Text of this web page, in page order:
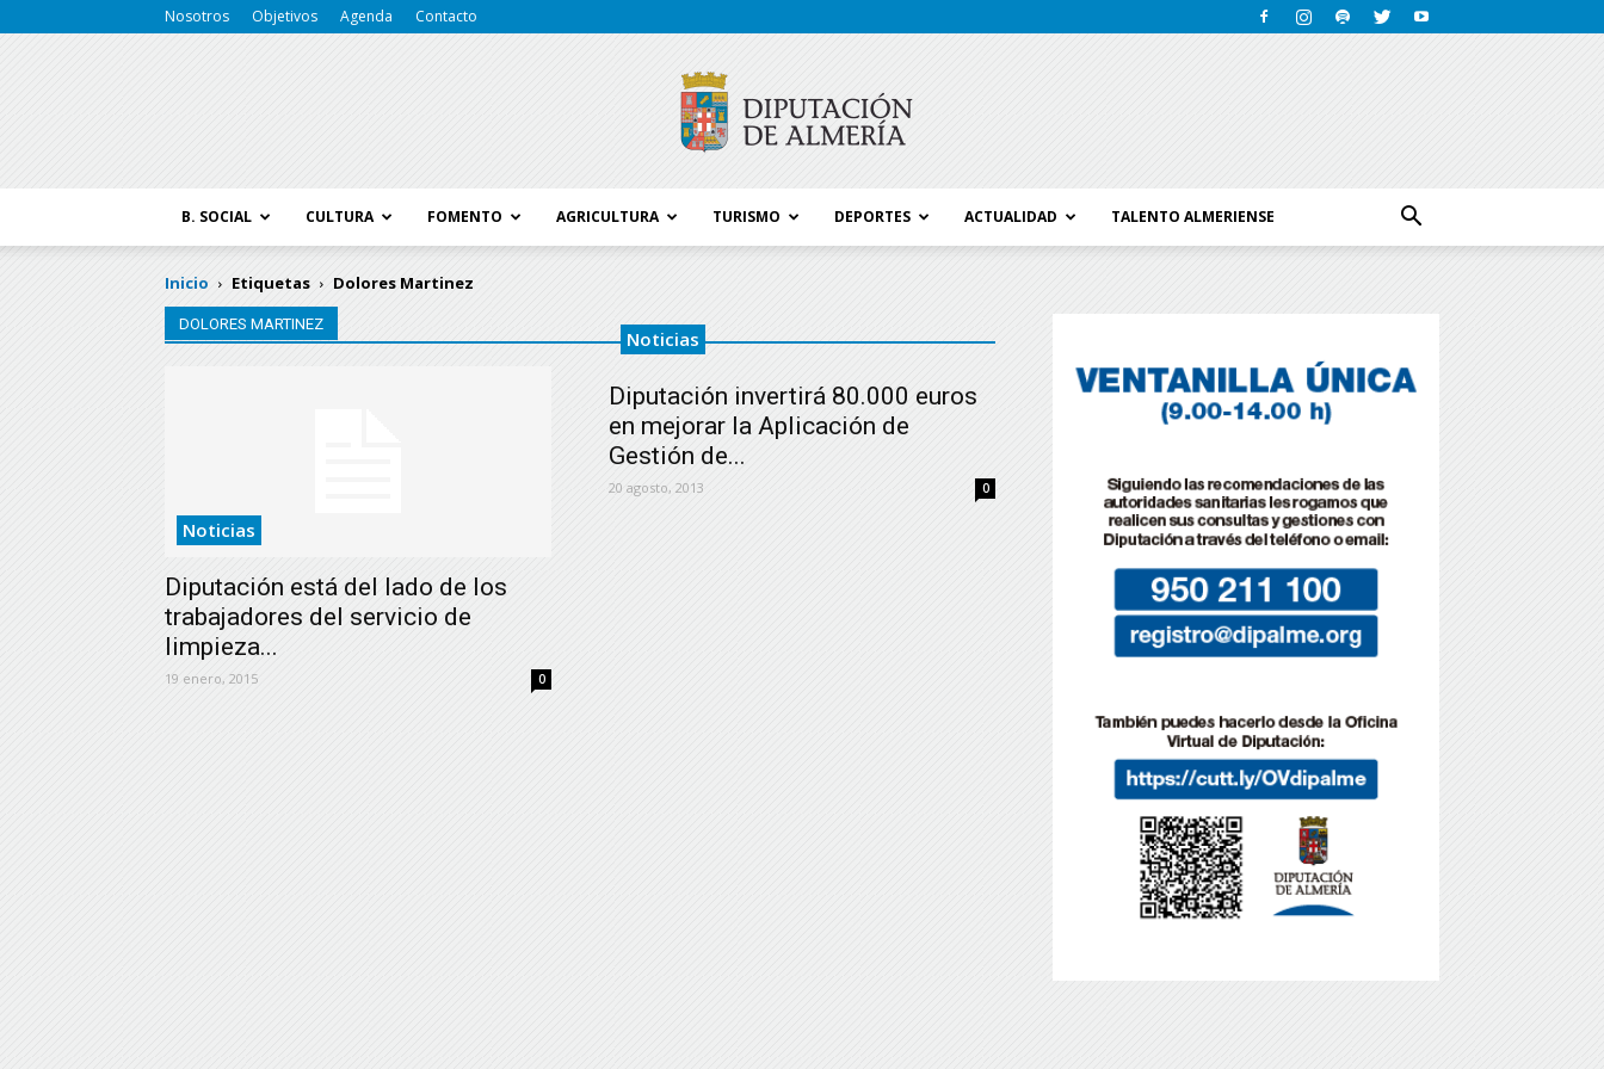
Nosotros Objetivos Agenda Contacto
Diputación
B. SOCIAL CULTURA FOMENTO AGRICULTURA TURISMO DEPORTES ACTUALIDAD TALENTO ALMERIENSE
Inicio Etiquetas Dolores Martinez
DOLORES MARTINEZ
Noticias
Diputación está del lado de los
trabajadores del servicio de
limpieza...
19 enero, 2015 0
Noticias
Diputación invertirá 80.000 euros
en mejorar la Aplicación de
Gestión de...
20 agosto, 2013 0